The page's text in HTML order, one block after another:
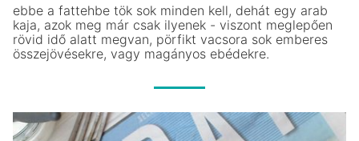
ebbe a fattehbe tök sok minden kell, dehát egy arab
kaja, azok meg már csak ilyenek - viszont meglepően
rövid idő alatt megvan, pörfikt vacsora sok emberes
összejövésekre, vagy magányos ebédekre.